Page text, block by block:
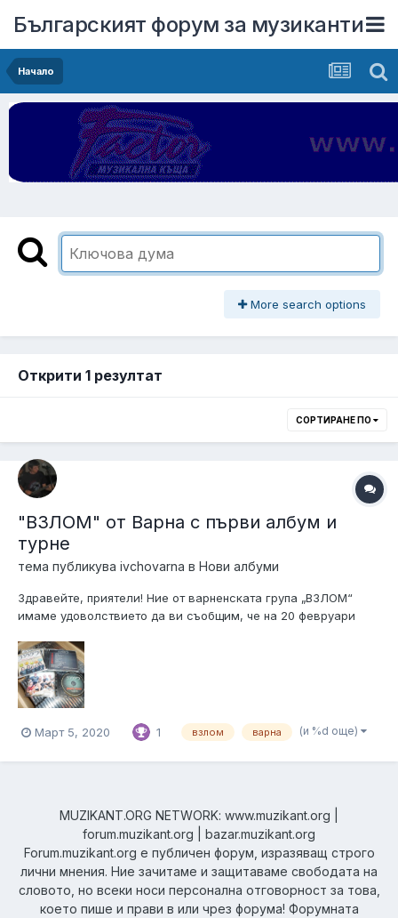
Българският форум за музиканти
Начало
More search options
Открити 1 резултат
СОРТИРАНЕ ПО
"ВЗЛОМ" от Варна с първи албум и
турне
тема публикува ivchovarna в Нови албуми
Здравейте, приятели! Ние от варненската група „ВЗЛОМ“
имаме удоволствието да ви съобщим, че на 20 февруари
мечти“. Дискът съдържа 13 композиции, писани в различни
периоди през 10-те години, в които съществува групата, като
стилът е комбинация...
Март 5, 2020 1 взлом варна (и %d още)
MUZIKANT.ORG NETWORK: www.muzikant.org |
forum.muzikant.org | bazar.muzikant.org
Forum.muzikant.org е публичен форум, изразяващ строго
лични мнения. Ние зачитаме и защитаваме свободата на
словото, но всеки носи персонална отговорност за това,
което пише и прави в или чрез форума! Форумната